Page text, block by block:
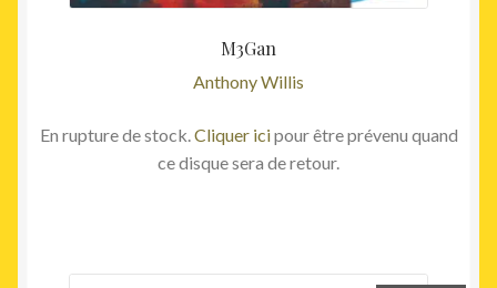
M3Gan
Anthony Willis
En rupture de stock.Cliquer icipour être prévenu quand
ce disque sera de retour.